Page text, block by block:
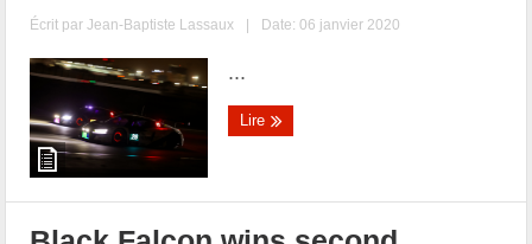
Écrit parJean-Baptiste Lassaux | Date: 06 janvier 2020
...
Lire